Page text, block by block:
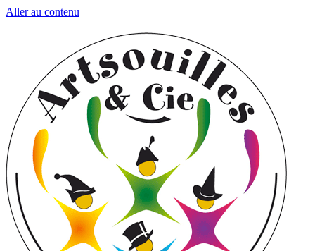
Aller au contenu